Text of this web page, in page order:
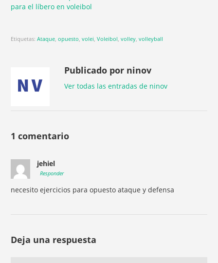
para el líbero en voleibol
Etiquetas:Ataque,opuesto,volei,Voleibol,volley,volleyball
Publicado por ninov
Ver todas las entradas de ninov
1 comentario
jehiel
Responder
necesito ejercicios para opuesto ataque y defensa
Deja una respuesta